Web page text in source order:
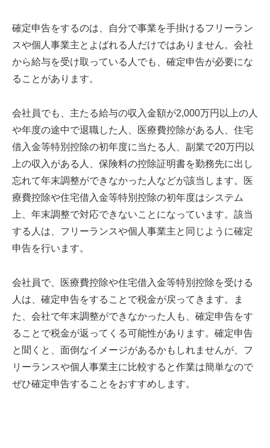
確定申告をするのは、自分で事業を手掛けるフリーラン
スや個人事業主とよばれる人だけではありません。会社
から給与を受け取っている人でも、確定申告が必要にな
ることがあります。
会社員でも、主たる給与の収入金額が2,000万円以上の人
や年度の途中で退職した人、医療費控除がある人、住宅
借入金等特別控除の初年度に当たる人、副業で20万円以
上の収入がある人、保険料の控除証明書を勤務先に出し
忘れて年末調整ができなかった人などが該当します。医
療費控除や住宅借入金等特別控除の初年度はシステム
上、年末調整で対応できないことになっています。該当
する人は、フリーランスや個人事業主と同じように確定
申告を行います。
会社員で、医療費控除や住宅借入金等特別控除を受ける
人は、確定申告をすることで税金が戻ってきます。ま
た、会社で年末調整ができなかった人も、確定申告をす
ることで税金が返ってくる可能性があります。確定申告
と聞くと、面倒なイメージがあるかもしれませんが、フ
リーランスや個人事業主に比較すると作業は簡単なので
ぜひ確定申告することをおすすめします。